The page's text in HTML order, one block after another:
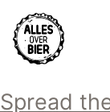
Overslaan
en
naar
gaan
Spread